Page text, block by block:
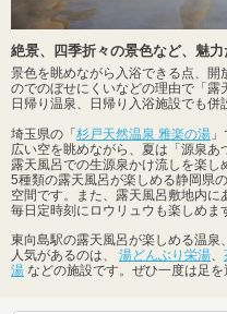
絶景、四季折々の景色など、魅力
景色を眺めながら入浴できる点、
のでのぼせにくいなどの理由で「露
日帰り温泉、日帰り入浴施設でも併
埼玉県の「 杉戸天然温泉 雅楽の湯
広い空を眺めながら、夏は「源泉あ
露天風呂での生源泉かけ流しを楽し
5種類の露天風呂が楽しめる静岡県の
空間です。また、露天風呂敷地内に
毎日定時刻にロウリュウも楽しめま
東向島駅の露天風呂が楽しめる温
人気があるのは、 湯どんぶり栄湯、
湯 などの施設です。ぜひ一度は足を